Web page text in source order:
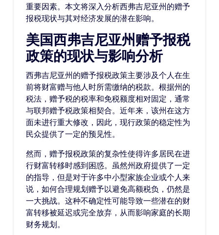
重要因素。本文将深入分析西弗吉尼亚州的赠予
报税现状与其对经济发展的潜在影响。
美国西弗吉尼亚州赠予报税
政策的现状与影响分析
西弗吉尼亚州的赠予报税政策主要涉及个人在生
前将财富赠与他人时所需缴纳的税款。根据州的
税法，赠予税的税率和免税额度相对固定，通常
与联邦赠予税政策相契合。近年来，该州在这方
面未进行重大修改，因此，现行政策的稳定性为
民众提供了一定的预见性。
然而，赠予报税政策的复杂性使得许多居民在进
行财富转移时感到困惑。虽然州政府提供了一定
的指导，但是对于许多中小型家族企业或个人来
说，如何合理规划赠予以避免高额税负，仍然是
一大挑战。这种不确定性可能导致一些潜在的财
富转移被延迟或完全放弃，从而影响家庭的长期
财务规划。